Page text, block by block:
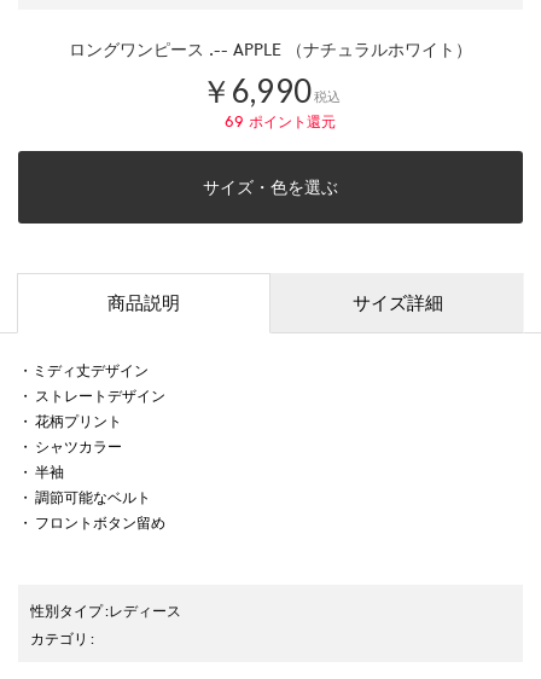
ロングワンピース .-- APPLE （ナチュラルホワイト）
￥6,990税込
69 ポイント還元
サイズ・色を選ぶ
商品説明 サイズ詳細
・ミディ丈デザイン
・ ストレートデザイン
・ 花柄プリント
・ シャツカラー
・ 半袖
・ 調節可能なベルト
・ フロントボタン留め
性別タイプ:レディース
カテゴリ :